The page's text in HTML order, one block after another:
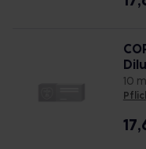
10